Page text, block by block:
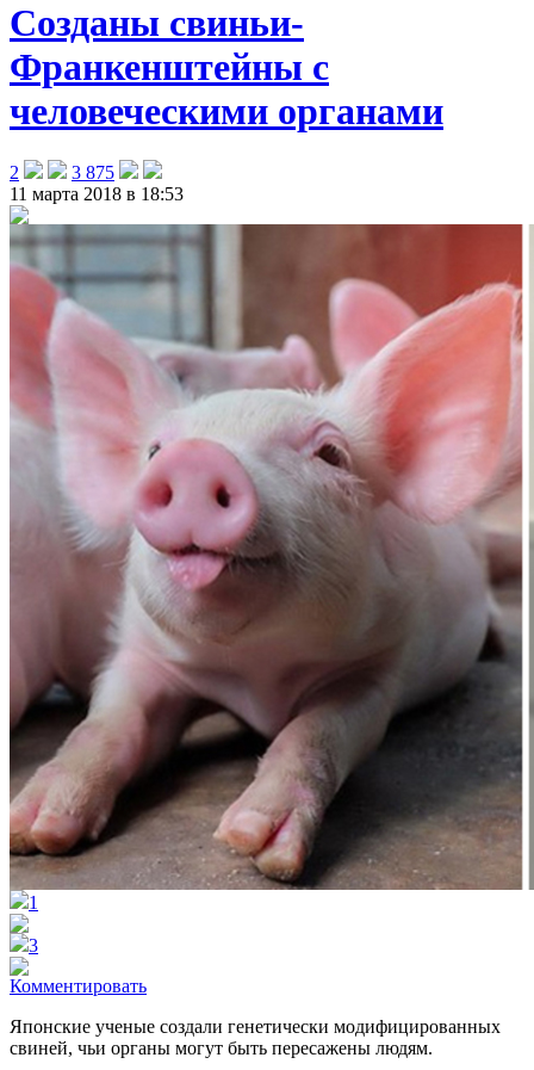
Созданы свиньи-
Франкенштейны с
человеческими органами
2
3 875
11 марта 2018 в 18:53
1
3
Комментировать
Японские ученые создали генетически модифицированных
свиней, чьи органы могут быть пересажены людям.